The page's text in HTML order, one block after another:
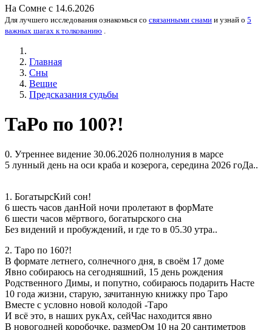
На Сомне с 14.6.2026
Для лучшего исследования ознакомься со связанными снами и узнай о 5
важных шагах к толкованию .
Главная
Сны
Вещие
Предсказания судьбы
ТаРо по 100?!
0. Утреннее видение 30.06.2026 полнолуния в марсе
5 лунный день на оси краба и козерога, середина 2026 гоДа..
1. БогатырсКий сон!
6 шесть часов данНой ночи пролетают в форМате
6 шести часов мёртвого, богатырского сна
Без видений и пробуждений, и где то в 05.30 утра..
2. Таро по 160?!
В формате летнего, солнечного дня, в своём 17 доме
Явно собираюсь на сегодняшний, 15 день рождения
Родственного Димы, и попутно, собираюсь подарить Насте
10 года жизни, старую, зачитанную книжку про Таро
Вместе с условно новой колодой -Таро
И всё это, в наших рукАх, сейЧас находится явно
В новогодней коробочке, размерОм 10 на 20 сантиметров